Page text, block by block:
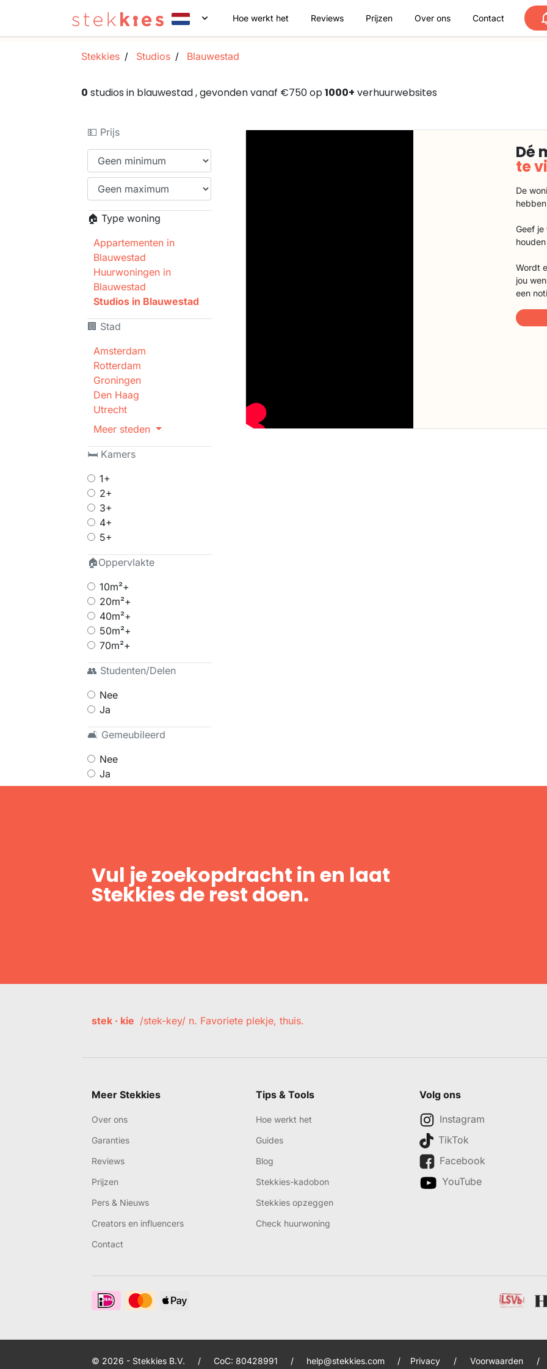
Hoe werkt het Reviews Prijzen Over ons Contact
Stekkies Studios Blauwestad
0 studios in blauwestad , gevonden vanaf €750 op1000+ verhuurwebsites
💵 Prijs
🏠 Type woning
Appartementen in
Blauwestad
Huurwoningen in
Blauwestad
Studios in Blauwestad
🏢 Stad
Amsterdam
Rotterdam
Groningen
Den Haag
Utrecht
Meer steden
🛏 Kamers
1+
2+
3+
4+
5+
🏠Oppervlakte
10m²+
20m²+
40m²+
50m²+
70m²+
👥 Studenten/Delen
Nee
Ja
🛋 Gemeubileerd
Nee
Ja
Dé
te
De
Geef
Wordt
jou
een
Vul je zoekopdracht in en laat
Stekkies de rest doen.
stek · kie /stek-key/ n. Favoriete plekje, thuis.
Meer Stekkies
Over ons
Garanties
Reviews
Prijzen
Pers & Nieuws
Creators en influencers
Contact
Tips & Tools
Hoe werkt het
Guides
Blog
Stekkies-kadobon
Stekkies opzeggen
Check huurwoning
Volg ons
Instagram
TikTok
Facebook
YouTube
© 2026 - Stekkies B.V. / CoC: 80428991 / help@stekkies.com / Privacy / Voorwaarden /